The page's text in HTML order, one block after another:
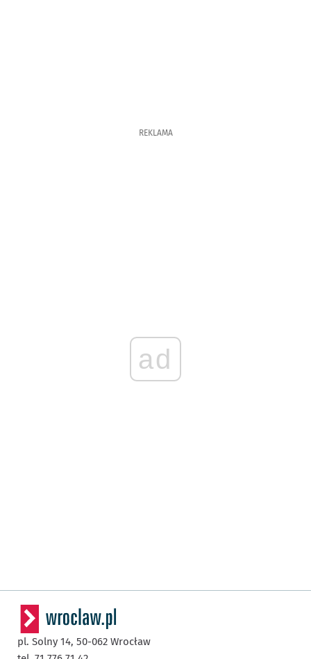
REKLAMA
ad
pl. Solny 14, 50-062 Wrocław